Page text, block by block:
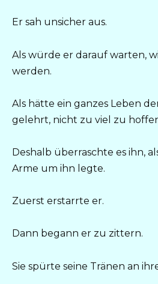
Er sah unsicher aus.
Als würde er darauf warten,
werden.
Als hätte ein ganzes Leben
gelehrt, nicht zu viel zu
Deshalb überraschte es ihn,
Arme um ihn legte.
Zuerst erstarrte er.
Dann begann er zu zittern.
Sie spürte seine Tränen an